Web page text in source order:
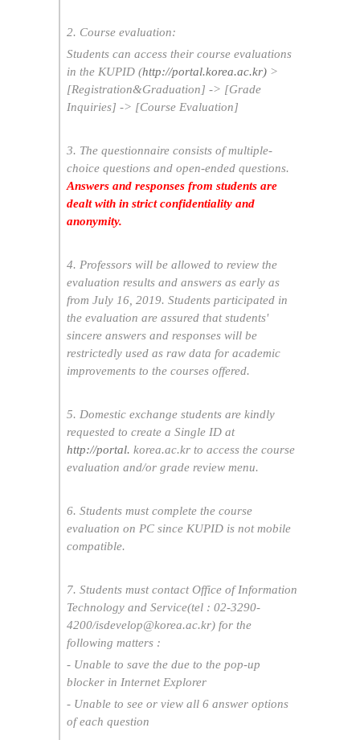
2. Course evaluation:
Students can access their course evaluations
in the KUPID (http://portal.korea.ac.kr) >
[Registration&Graduation] -> [Grade
Inquiries] -> [Course Evaluation]
3. The questionnaire consists of multiple-
choice questions and open-ended questions.
Answers and responses from students are
dealt with in strict confidentiality and
anonymity.
4. Professors will be allowed to review the
evaluation results and answers as early as
from July 16, 2019. Students participated in
the evaluation are assured that students'
sincere answers and responses will be
restrictedly used as raw data for academic
improvements to the courses offered.
5. Domestic exchange students are kindly
requested to create a Single ID at
http://portal. korea.ac.kr to access the course
evaluation and/or grade review menu.
6. Students must complete the course
evaluation on PC since KUPID is not mobile
compatible.
7. Students must contact Office of Information
Technology and Service(tel : 02-3290-
4200/isdevelop@korea.ac.kr) for the
following matters :
- Unable to save the due to the pop-up
blocker in Internet Explorer
- Unable to see or view all 6 answer options
of each question